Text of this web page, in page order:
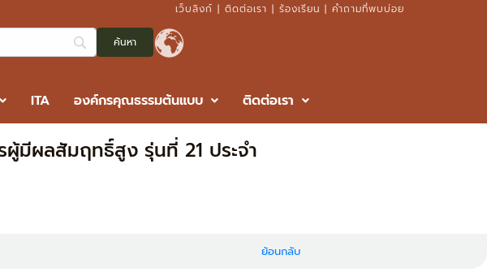
เว็บลิงก์ | ติดต่อเรา | ร้องเรียน | คำถามที่พบบ่อย
ITA องค์กรคุณธรรมต้นแบบ ติดต่อเรา
ผู้มีผลสัมฤทธิ์สูง รุ่นที่ 21 ประจำ
ย้อนกลับ